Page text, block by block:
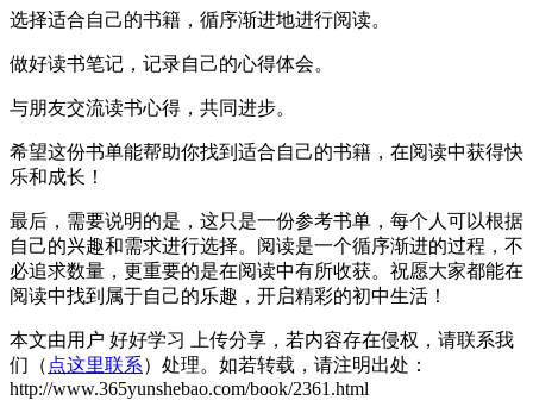
选择适合自己的书籍，循序渐进地进行阅读。
做好读书笔记，记录自己的心得体会。
与朋友交流读书心得，共同进步。
希望这份书单能帮助你找到适合自己的书籍，在阅读中获得快
乐和成长！
最后，需要说明的是，这只是一份参考书单，每个人可以根据
自己的兴趣和需求进行选择。阅读是一个循序渐进的过程，不
必追求数量，更重要的是在阅读中有所收获。祝愿大家都能在
阅读中找到属于自己的乐趣，开启精彩的初中生活！
本文由用户 好好学习 上传分享，若内容存在侵权，请联系我
们（ 点这里联系）处理。如若转载，请注明出处：
http://www.365yunshebao.com/book/2361.html